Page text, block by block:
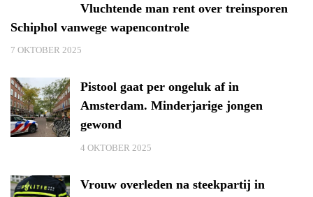
Vluchtende man rent over treinsporen
Schiphol vanwege wapencontrole
7 OKTOBER 2025
Pistool gaat per ongeluk af in
Amsterdam. Minderjarige jongen
gewond
4 OKTOBER 2025
Vrouw overleden na steekpartij in